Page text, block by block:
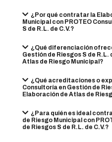
¿Por qué contratar la
Municipal con PROTEO
S de R.L. de C.V.?
¿Qué diferenciación
Gestión de Riesgos S de R.L.
Atlas de Riesgo Municipal?
¿Qué acreditaciones o
Consultoría en Gestión de
Elaboración de Atlas de
¿Para quién es ideal
de Riesgo Municipal con
de Riesgos S de R.L. de C.V.?